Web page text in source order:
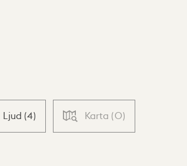
Ljud (4) Karta (0)